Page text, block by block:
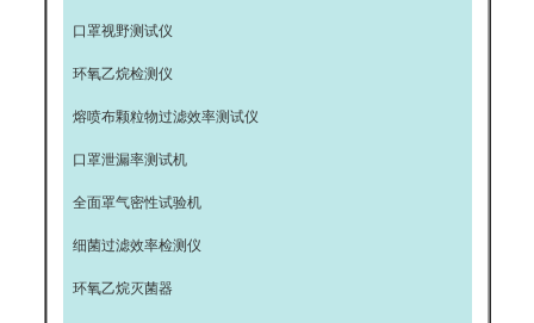
口罩视野测试仪
环氧乙烷检测仪
熔喷布颗粒物过滤效率测试仪
口罩泄漏率测试机
全面罩气密性试验机
细菌过滤效率检测仪
环氧乙烷灭菌器